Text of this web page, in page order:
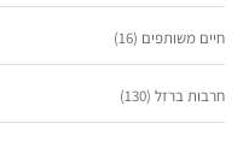
חיים משותפים (16)
חרבות ברזל (130)